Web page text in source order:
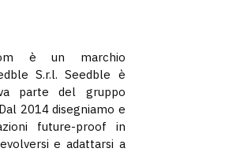
è un marchio
S.r.l. Seedble è
parte del gruppo
2014 disegniamo e
future-proof in
e adattarsi a